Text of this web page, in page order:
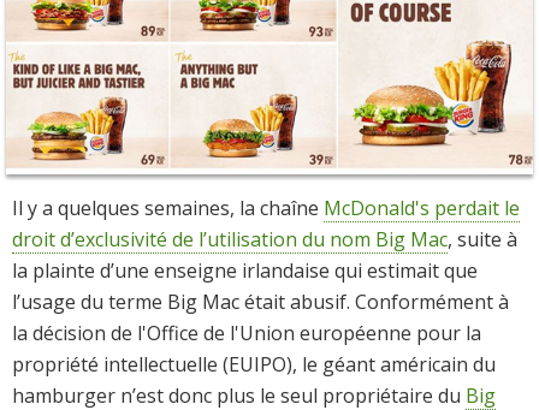
Il y a quelques semaines, la chaîne McDonald's perdait le
droit d’exclusivité de l’utilisation du nom Big Mac, suite à
la plainte d’une enseigne irlandaise qui estimait que
l’usage du terme Big Mac était abusif. Conformément à
la décision de l'Office de l'Union européenne pour la
propriété intellectuelle (EUIPO), le géant américain du
hamburger n’est donc plus le seul propriétaire du Big